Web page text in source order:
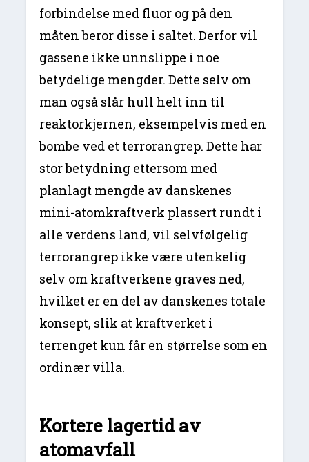
forbindelse med fluor og på den
måten beror disse i saltet. Derfor vil
gassene ikke unnslippe i noe
betydelige mengder. Dette selv om
man også slår hull helt inn til
reaktorkjernen, eksempelvis med en
bombe ved et terrorangrep. Dette har
stor betydning ettersom med
planlagt mengde av danskenes
mini-atomkraftverk plassert rundt i
alle verdens land, vil selvfølgelig
terrorangrep ikke være utenkelig
selv om kraftverkene graves ned,
hvilket er en del av danskenes totale
konsept, slik at kraftverket i
terrenget kun får en størrelse som en
ordinær villa.
Kortere lagertid av
atomavfall